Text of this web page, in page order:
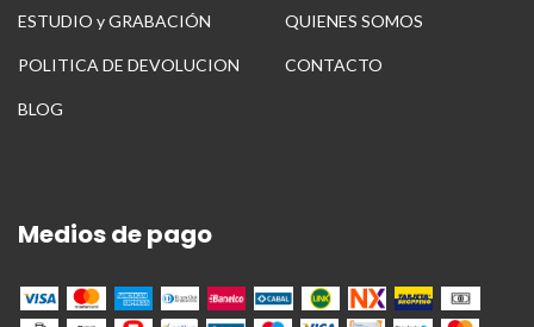
ESTUDIO y GRABACIÓN QUIENES SOMOS
POLITICA DE DEVOLUCION CONTACTO
BLOG
Medios de pago